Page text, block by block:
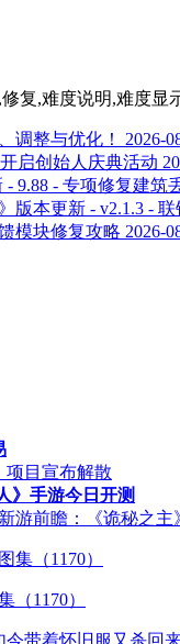
复,难度说明,难度显
调整与优化！
2026-
启创始人庆典活动
9.88 - 专项修复建筑
版本更新 - v2.1.3 -
模块修复攻略 2026-
项目宣布解散
》手游今日开测
游前瞻：《诡秘之主
（1170）